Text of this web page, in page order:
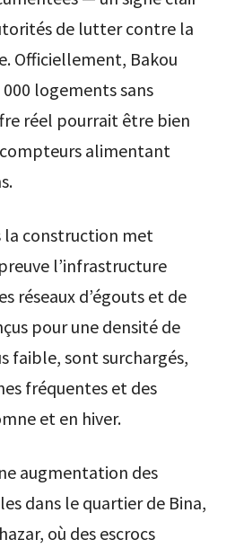
de lutter contre la
Officiellement, Bakou
logements sans
réel pourrait être bien
alimentant
la construction met
l’infrastructure
réseaux d’égouts et de
pour une densité de
faible, sont surchargés,
fréquentes et des
et en hiver.
augmentation des
dans le quartier de Bina,
où des escrocs